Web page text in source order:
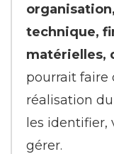
technique,
matérielles,
pourrait faire
réalisation
les identifier,
gérer.